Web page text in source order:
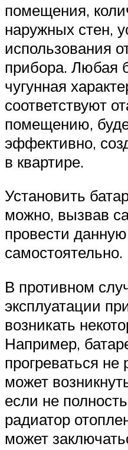
помещения,
наружных стен,
использования
прибора. Любая
чугунная
соответствуют
помещению,
эффективно,
в квартире.
Установить
можно, вызвав
провести
самостоятельно.
В противном
эксплуатации
возникать
Например,
прогреваться
может
если не
радиатор
может